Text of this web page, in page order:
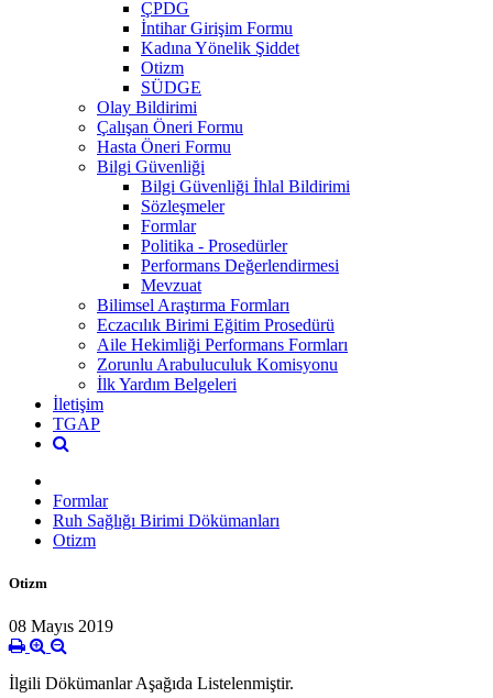
ÇPDG
İntihar Girişim Formu
Kadına Yönelik Şiddet
Otizm
SÜDGE
Olay Bildirimi
Çalışan Öneri Formu
Hasta Öneri Formu
Bilgi Güvenliği
Bilgi Güvenliği İhlal Bildirimi
Sözleşmeler
Formlar
Politika - Prosedürler
Performans Değerlendirmesi
Mevzuat
Bilimsel Araştırma Formları
Eczacılık Birimi Eğitim Prosedürü
Aile Hekimliği Performans Formları
Zorunlu Arabuluculuk Komisyonu
İlk Yardım Belgeleri
İletişim
TGAP
Formlar
Ruh Sağlığı Birimi Dökümanları
Otizm
Otizm
08 Mayıs 2019
İlgili Dökümanlar Aşağıda Listelenmiştir.